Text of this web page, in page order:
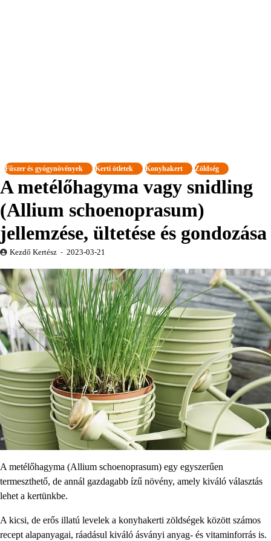
Fűszer és gyógynövények Kerti ötletek Konyhakert Zöldség
A metélőhagyma vagy snidling
(Allium schoenoprasum)
jellemzése, ültetése és gondozása
Kezdő Kertész 2023-03-21
A metélőhagyma (Allium schoenoprasum) egy egyszerűen
termeszthető, de annál gazdagabb ízű növény, amely kiváló választás
lehet a kertünkbe.
A kicsi, de erős illatú levelek a konyhakerti zöldségek között számos
recept alapanyagai, ráadásul kiváló ásványi anyag- és vitaminforrás is.